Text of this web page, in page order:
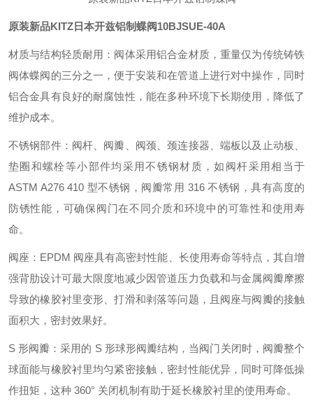
原装新品KITZ日本开兹铝制蝶阀10BJSUE-40A
材质与结构轻质耐用：阀体采用铝合金材质，重量仅为传统铸铁
阀体蝶阀的三分之一，便于安装和在管道上进行对中操作，同时
铝合金具有良好的耐腐蚀性，能在多种环境下长期使用，降低了
维护成本。
不锈钢部件：阀杆、阀瓣、阀颈、颈连接器、端板以及止动板、
垫圈和螺栓等小部件均采用不锈钢材质，如阀杆采用相当于
ASTM A276 410 型不锈钢，阀瓣常用 316 不锈钢，具有高度的
防锈性能，可确保阀门在不同介质和环境中的可靠性和使用寿
命。
阀座：EPDM 阀座具有高密封性能、长使用寿命等特点，其自增
强背肋设计可最大限度地减少因管道压力负载和与金属阀瓣摩擦
导致的橡胶衬里变形、打滑和剥落等问题，且阀座与阀瓣的接触
面积大，密封效果好。
S 形阀瓣：采用的 S 形球形阀瓣结构，当阀门关闭时，阀瓣整个
球面能与橡胶衬里均匀紧密接触，密封性能优异，同时可降低操
作扭矩，这种 360° 关闭机制有助于延长橡胶衬里的使用寿命。